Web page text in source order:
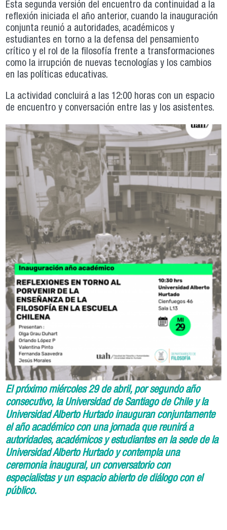
Esta segunda versión del encuentro da continuidad a la
reflexión iniciada el año anterior, cuando la inauguración
conjunta reunió a autoridades, académicos y
estudiantes en torno a la defensa del pensamiento
crítico y el rol de la filosofía frente a transformaciones
como la irrupción de nuevas tecnologías y los cambios
en las políticas educativas.
La actividad concluirá a las 12:00 horas con un espacio
de encuentro y conversación entre las y los asistentes.
El próximo miércoles 29 de abril, por segundo año
consecutivo, la Universidad de Santiago de Chile y la
Universidad Alberto Hurtado inauguran conjuntamente
el año académico con una jornada que reunirá a
autoridades, académicos y estudiantes en la sede de la
Universidad Alberto Hurtado y contempla una
ceremonia inaugural, un conversatorio con
especialistas y un espacio abierto de diálogo con el
público.